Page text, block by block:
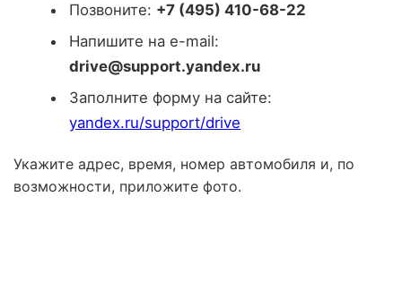
Позвоните: +7 (495) 410-68-22
Напишите на e-mail:
drive@support.yandex.ru
Заполните форму на сайте:
yandex.ru/support/drive
Укажите адрес, время, номер автомобиля и, по
возможности, приложите фото.